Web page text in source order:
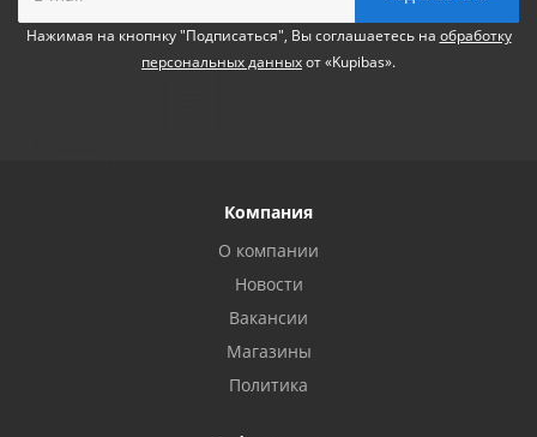
Нажимая на кнопнку "Подписаться", Вы соглашаетесь на обработку
персональных данныхот «Kupibas».
Компания
О компании
Новости
Вакансии
Магазины
Политика